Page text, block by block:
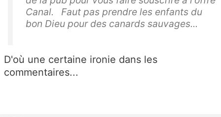
Canal. Faut pas prendre les enfants du
bon Dieu pour des canards sauvages...
D'où une certaine ironie dans les
commentaires...